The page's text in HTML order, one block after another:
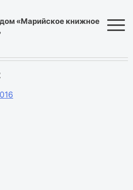
«Марийское книжное